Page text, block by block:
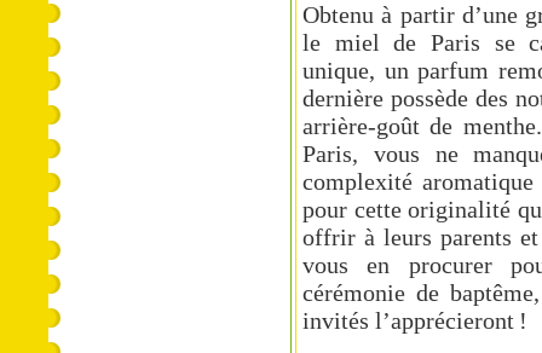
Obtenu à partir d’une
le miel de Paris se
unique, un parfum
dernière possède des
arrière-goût de
Paris, vous ne
complexité
pour cette originalité
offrir à leurs parents et
vous en procurer
cérémonie de
invités l’apprécieront !